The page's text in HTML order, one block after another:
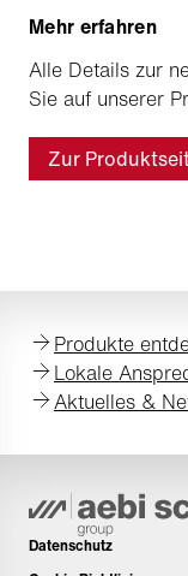
Mehr erfahren
Alle Details zur
Sie auf unserer
Zur
Produkte
Lokale
Aktuelles &
Datenschutz